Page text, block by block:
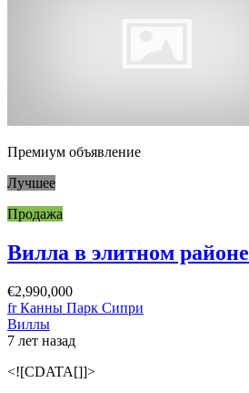
Премиум объявление
Лучшее
Продажа
Вилла в элитном районе
€2,990,000
fr Канны Парк Сипри
Виллы
7 лет назад
<![CDATA[]]>